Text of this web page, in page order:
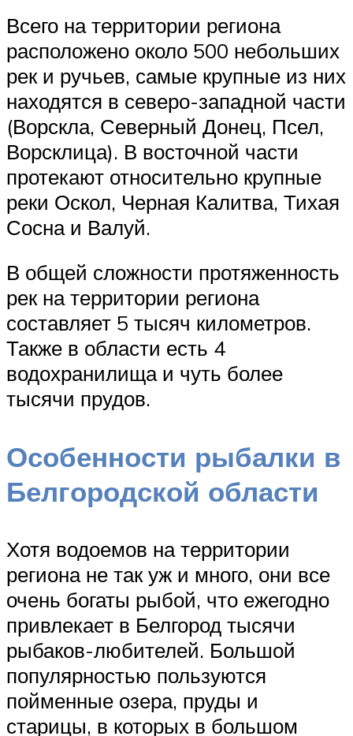
Всего на территории региона
расположено около 500 небольших
рек и ручьев, самые крупные из них
находятся в северо-западной части
(Ворскла, Северный Донец, Псел,
Ворсклица). В восточной части
протекают относительно крупные
реки Оскол, Черная Калитва, Тихая
Сосна и Валуй.
В общей сложности протяженность
рек на территории региона
составляет 5 тысяч километров.
Также в области есть 4
водохранилища и чуть более
тысячи прудов.
Особенности рыбалки в
Белгородской области
Хотя водоемов на территории
региона не так уж и много, они все
очень богаты рыбой, что ежегодно
привлекает в Белгород тысячи
рыбаков-любителей. Большой
популярностью пользуются
пойменные озера, пруды и
старицы, в которых в большом